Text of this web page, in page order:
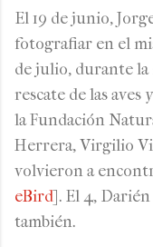
El 19 de junio,
fotografiar en el
de julio, durante la
rescate de las
la Fundación
Herrera, Virgilio
volvieron a
eBird]. El 4,
también.